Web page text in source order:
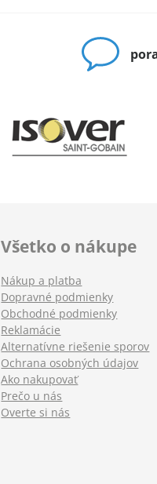
Všetko o nákupe
Nákup a platba
Dopravné podmienky
Obchodné podmienky
Reklamácie
Alternatívne riešenie sporov
Ochrana osobných údajov
Ako nakupovať
Prečo u nás
Overte si nás